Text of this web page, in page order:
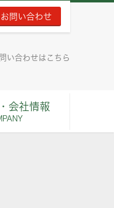
問い合わせ
い合わせはこちら
会社情報